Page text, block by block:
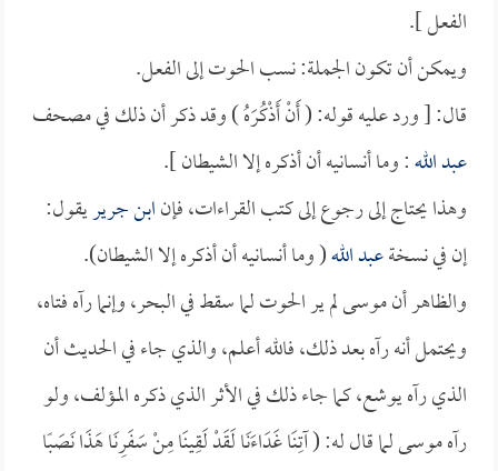
الفعل ].
ويمكن أن تكون الجملة: نسب الحوت إلى الفعل.
قال: [ ورد عليه قوله: ( أَنْ أَذْكُرَهُ ) وقد ذكر أن ذلك في مصحف
عبد الله: وما أنسانيه أن أذكره إلا الشيطان ].
وهذا يحتاج إلى رجوع إلى كتب القراءات، فإنابن جريريقول:
إن في نسخةعبد الله( وما أنسانيه أن أذكره إلا الشيطان).
والظاهر أن موسى لم ير الحوت لما سقط في البحر، وإنما رآه فتاه،
ويحتمل أنه رآه بعد ذلك، فالله أعلم، والذي جاء في الحديث أن
الذي رآه يوشع، كما جاء ذلك في الأثر الذي ذكره المؤلف، ولو
رآه موسى لما قال له: ( آتِنَا غَدَاءَنَا لَقَدْ لَقِينَا مِنْ سَفَرِنَا هَذَا نَصَبًا